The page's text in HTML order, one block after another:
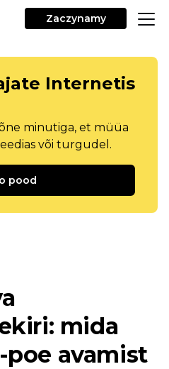
Zaczynamy
Internetis
minutiga, et müüa
või turgudel.
pood
mida
poe avamist